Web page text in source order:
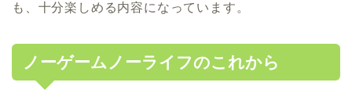
も、十分楽しめる内容になっています。
ノーゲームノーライフのこれから